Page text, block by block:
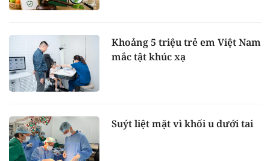
Khoảng 5 triệu trẻ em Việt Nam
mắc tật khúc xạ
Suýt liệt mặt vì khối u dưới tai